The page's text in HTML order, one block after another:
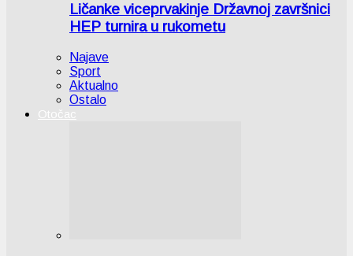
Ličanke viceprvakinje Državnoj završnici
HEP turnira u rukometu
Najave
Sport
Aktualno
Ostalo
Otočac